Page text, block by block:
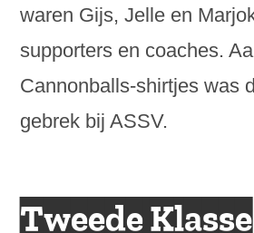
waren Gijs, Jelle en
supporters en coaches.
Cannonballs-shirtjes was
gebrek bij ASSV.
Tweede Klasse